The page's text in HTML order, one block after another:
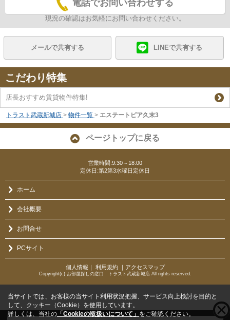
電話でお問い合わせする
現況の確認はお気軽にお問い合わせください。
メールで共有する LINEで共有する
こだわり特集
店長おすすめ賃貸物件特集!
トラスト武蔵新城店 > 物件一覧 > エステートピア久末3
ページトップに戻る
営業時間:9:30～18:00
定休日:第2第3水曜日定休日
ホーム
会社概要
お問合せ
PCサイト
個人情報 利用規約｜ アクセスマップ
Copyright(c) お部屋探しの窓口 トラスト武蔵新城店 All rights reserved.
当サイトでは、お客様の当サイト利用状況把握、サービス向上検討を目的と
して、クッキー（Cookie）を使用しています。
詳しくは、当社の 「Cookieの取扱いについて」 をご確認ください。